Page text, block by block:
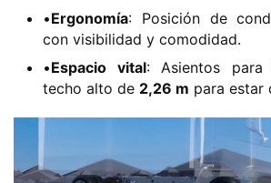
•​​Ergonomía​​: Posición de
con visibilidad y comodidad.
•​​Espacio vital​​: Asientos
techo alto de ​ ​2,26 m​ para estar